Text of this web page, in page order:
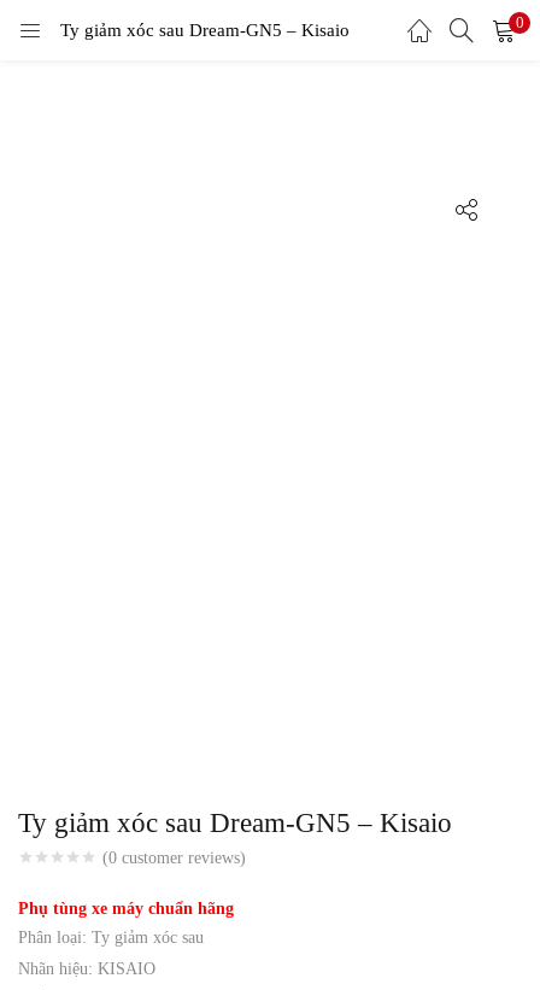
Ty giảm xóc sau Dream-GN5 – Kisaio 0
Ty giảm xóc sau Dream-GN5 – Kisaio
(0 customer reviews)
Phụ tùng xe máy chuẩn hãng
Phân loại: Ty giảm xóc sau
Nhãn hiệu: KISAIO
LOGIN